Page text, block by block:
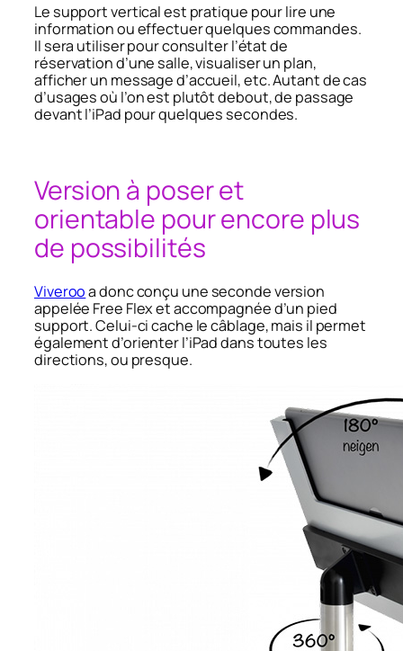
Le support vertical est pratique pour lire une
information ou effectuer quelques commandes.
Il sera utiliser pour consulter l’état de
réservation d’une salle, visualiser un plan,
afficher un message d’accueil, etc. Autant de cas
d’usages où l’on est plutôt debout, de passage
devant l’iPad pour quelques secondes.
Version à poser et
orientable pour encore plus
de possibilités
Viverooa donc conçu une seconde version
appelée Free Flex et accompagnée d’un pied
support. Celui-ci cache le câblage, mais il permet
également d’orienter l’iPad dans toutes les
directions, ou presque.